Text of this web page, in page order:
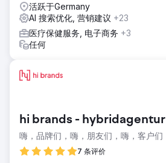
活跃于Germany
AI 搜索优化, 营销建议 +23
医疗保健服务, 电子商务 +3
任何
hi brands - hybridagentur
嗨，品牌们，嗨，朋友们，嗨，客户们
7 条评价